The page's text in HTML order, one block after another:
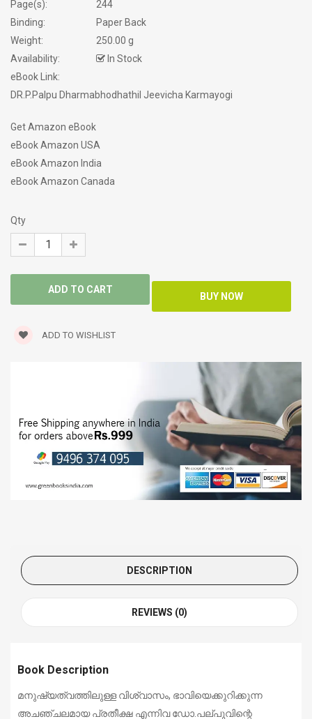
Page(s):
244
Binding:
Paper Back
Weight:
250.00 g
Availability:
In Stock
eBook Link:
DR.P.Palpu Dharmabhodhathil Jeevicha Karmayogi
Get Amazon eBook
eBook Amazon USA
eBook Amazon India
eBook Amazon Canada
Qty
ADD TO WISHLIST
DESCRIPTION
REVIEWS (0)
Book Description
മനുഷ്യത്വത്തിലുള്ള വിശ്വാസം, ഭാവിയെക്കുറിക്കുന്ന
അചഞ്ചലമായ പ്രതീക്ഷ എന്നിവ ഡോ.പല്പുവിന്റെ